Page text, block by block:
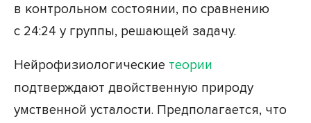
в контрольном состоянии, по сравнению
с 24:24 у группы, решающей задачу.
Нейрофизиологические теории
подтверждают двойственную природу
умственной усталости. Предполагается, что